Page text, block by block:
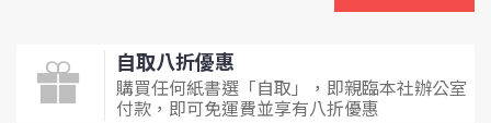
自取八折優惠
購買任何紙書選「自取」，即親臨本社辦公室
付款，即可免運費並享有八折優惠